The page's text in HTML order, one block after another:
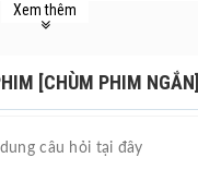
dưới dạng suất chiếu
Xem thêm
[CHÙM PHIM